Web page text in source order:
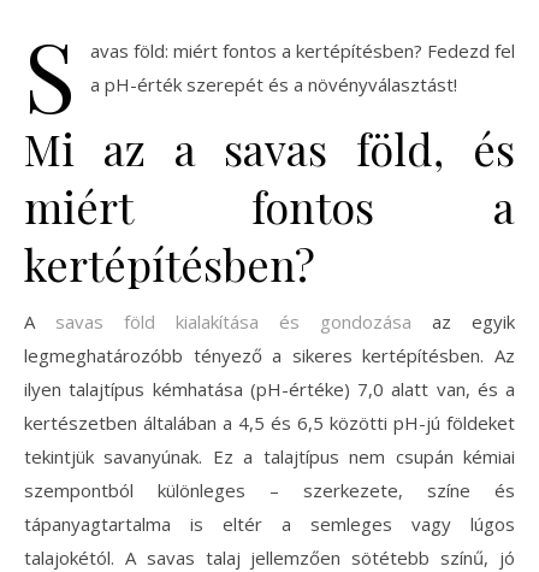
S
avas föld: miért fontos a kertépítésben? Fedezd fel
a pH-érték szerepét és a növényválasztást!
Mi az a savas föld, és
miért fontos a
kertépítésben?
A savas föld kialakítása és gondozása az egyik
legmeghatározóbb tényező a sikeres kertépítésben. Az
ilyen talajtípus kémhatása (pH-értéke) 7,0 alatt van, és a
kertészetben általában a 4,5 és 6,5 közötti pH-jú földeket
tekintjük savanyúnak. Ez a talajtípus nem csupán kémiai
szempontból különleges – szerkezete, színe és
tápanyagtartalma is eltér a semleges vagy lúgos
talajokétól. A savas talaj jellemzően sötétebb színű, jó